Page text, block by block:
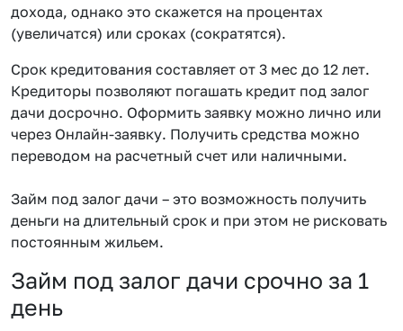
дохода, однако это скажется на процентах
(увеличатся) или сроках (сократятся).
Срок кредитования составляет от 3 мес до 12 лет.
Кредиторы позволяют погашать кредит под залог
дачи досрочно. Оформить заявку можно лично или
через Онлайн-заявку. Получить средства можно
переводом на расчетный счет или наличными.
Займ под залог дачи – это возможность получить
деньги на длительный срок и при этом не рисковать
постоянным жильем.
Займ под залог дачи срочно за 1
день